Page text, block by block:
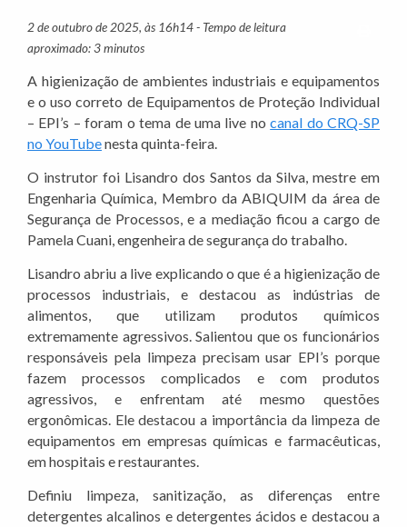
2 de outubro de 2025, às 16h14 - Tempo de leitura
aproximado: 3 minutos
A higienização de ambientes industriais e equipamentos
e o uso correto de Equipamentos de Proteção Individual
– EPI’s – foram o tema de uma live nocanal do CRQ-SP
no YouTubenesta quinta-feira.
O instrutor foi Lisandro dos Santos da Silva, mestre em
Engenharia Química, Membro da ABIQUIM da área de
Segurança de Processos, e a mediação ficou a cargo de
Pamela Cuani, engenheira de segurança do trabalho.
Lisandro abriu a live explicando o que é a higienização de
processos industriais, e destacou as indústrias de
alimentos, que utilizam produtos químicos
extremamente agressivos. Salientou que os funcionários
responsáveis pela limpeza precisam usar EPI’s porque
fazem processos complicados e com produtos
agressivos, e enfrentam até mesmo questões
ergonômicas. Ele destacou a importância da limpeza de
equipamentos em empresas químicas e farmacêuticas,
em hospitais e restaurantes.
Definiu limpeza, sanitização, as diferenças entre
detergentes alcalinos e detergentes ácidos e destacou a